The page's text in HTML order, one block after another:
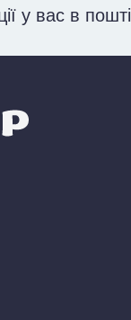
у вас в пошті